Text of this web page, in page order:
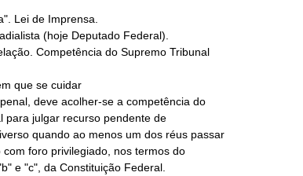
Lei de Imprensa.
que se cuidar